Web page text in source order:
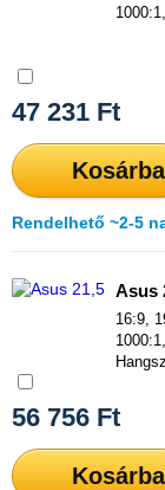
47 231 Ft
Kosárba
Rendelhető ~2-5
Asus
16:9,
56 756 Ft
Kosárba